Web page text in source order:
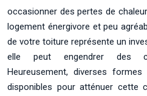
occasionner des pertes de
logement énergivore et peu
de votre toiture représente un
elle peut engendrer des
Heureusement, diverses
disponibles pour atténuer cette